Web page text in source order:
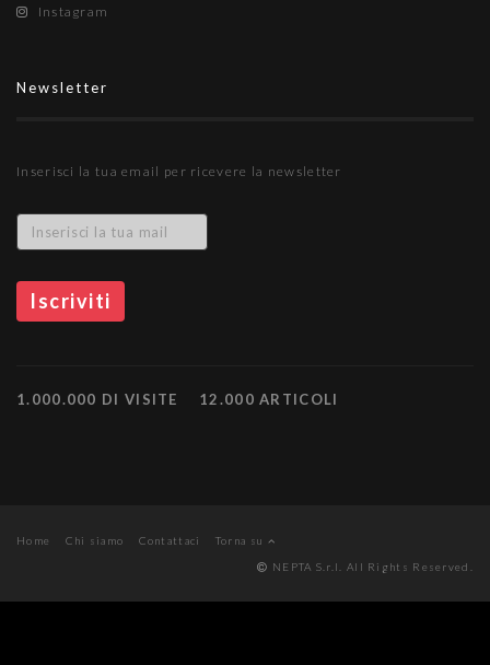
Instagram
Newsletter
Inserisci la tua email per ricevere la newsletter
1.000.000 DI VISITE 12.000 ARTICOLI
Home Chi siamo Contattaci
Torna su
NEPTA S.r.l. All Rights Reserved.